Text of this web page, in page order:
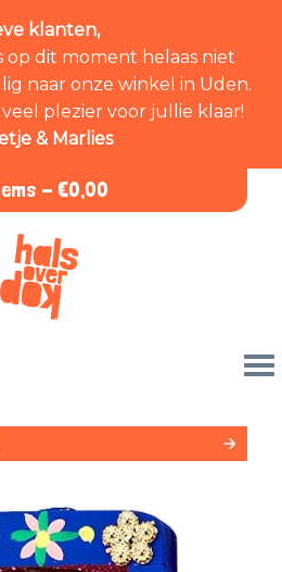
klanten,
op dit moment helaas niet
naar onze winkel in Uden.
plezier voor jullie klaar!
& Marlies
- €0,00